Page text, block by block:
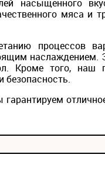
насыщенного
мяса и
процессов
наслаждением.
Кроме того, наш
безопасность.